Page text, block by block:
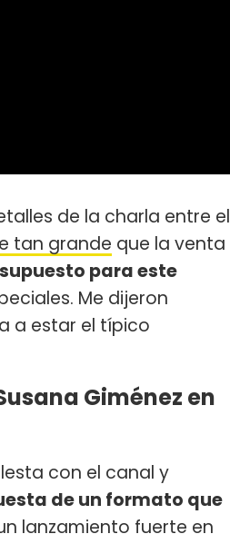
de la charla entre el
tan grande que la venta
para este
Me dijeron
a estar el típico
Giménez en
con el canal y
de un formato que
lanzamiento fuerte en